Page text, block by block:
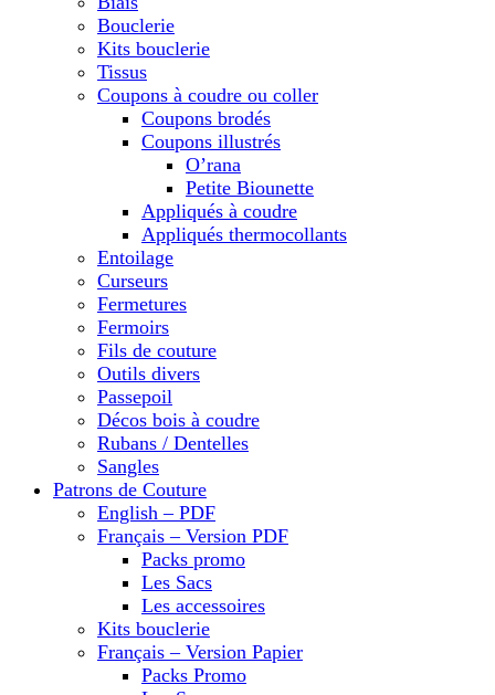
Bouclerie
Kits bouclerie
Tissus
Coupons à coudre ou coller
Coupons brodés
Coupons illustrés
O’rana
Petite Biounette
Appliqués à coudre
Appliqués thermocollants
Entoilage
Curseurs
Fermetures
Fermoirs
Fils de couture
Outils divers
Passepoil
Décos bois à coudre
Rubans / Dentelles
Sangles
Patrons de Couture
English – PDF
Français – Version PDF
Packs promo
Les Sacs
Les accessoires
Kits bouclerie
Français – Version Papier
Packs Promo